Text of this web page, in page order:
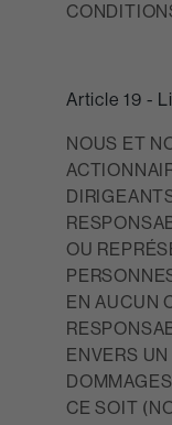
Article 19 -
NOUS ET
OU
EN AUCUN
ENVERS
CE SOIT